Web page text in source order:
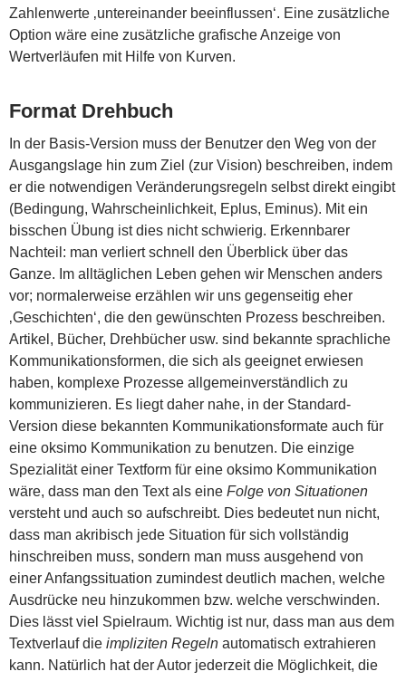
Zahlenwerte ‚untereinander beeinflussen‘. Eine zusätzliche
Option wäre eine zusätzliche grafische Anzeige von
Wertverläufen mit Hilfe von Kurven.
Format Drehbuch
In der Basis-Version muss der Benutzer den Weg von der
Ausgangslage hin zum Ziel (zur Vision) beschreiben, indem
er die notwendigen Veränderungsregeln selbst direkt eingibt
(Bedingung, Wahrscheinlichkeit, Eplus, Eminus). Mit ein
bisschen Übung ist dies nicht schwierig. Erkennbarer
Nachteil: man verliert schnell den Überblick über das
Ganze. Im alltäglichen Leben gehen wir Menschen anders
vor; normalerweise erzählen wir uns gegenseitig eher
‚Geschichten‘, die den gewünschten Prozess beschreiben.
Artikel, Bücher, Drehbücher usw. sind bekannte sprachliche
Kommunikationsformen, die sich als geeignet erwiesen
haben, komplexe Prozesse allgemeinverständlich zu
kommunizieren. Es liegt daher nahe, in der Standard-
Version diese bekannten Kommunikationsformate auch für
eine oksimo Kommunikation zu benutzen. Die einzige
Spezialität einer Textform für eine oksimo Kommunikation
wäre, dass man den Text als eine Folge von Situationen
versteht und auch so aufschreibt. Dies bedeutet nun nicht,
dass man akribisch jede Situation für sich vollständig
hinschreiben muss, sondern man muss ausgehend von
einer Anfangssituation zumindest deutlich machen, welche
Ausdrücke neu hinzukommen bzw. welche verschwinden.
Dies lässt viel Spielraum. Wichtig ist nur, dass man aus dem
Textverlauf die impliziten Regeln automatisch extrahieren
kann. Natürlich hat der Autor jederzeit die Möglichkeit, die